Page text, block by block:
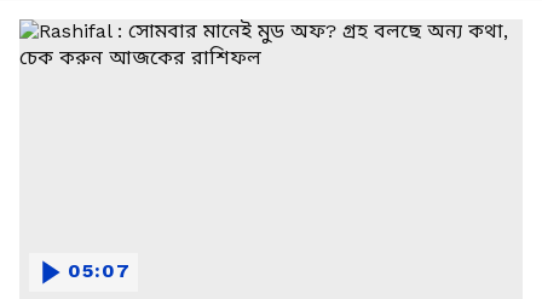
05:07